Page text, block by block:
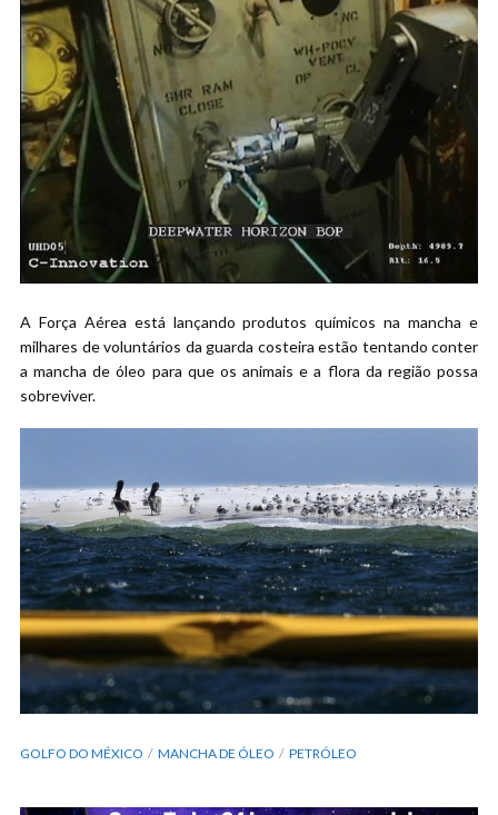
A Força Aérea está lançando produtos químicos na mancha e
milhares de voluntários da guarda costeira estão tentando conter
a mancha de óleo para que os animais e a flora da região possa
sobreviver.
GOLFO DO MÉXICO MANCHA DE ÓLEO PETRÓLEO